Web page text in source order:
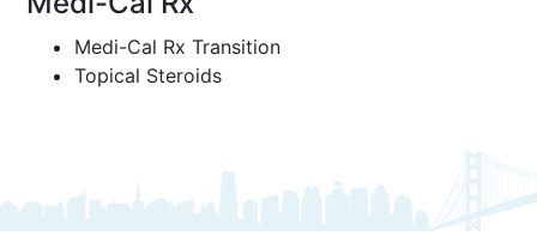
Medi-Cal Rx Transition
Topical Steroids